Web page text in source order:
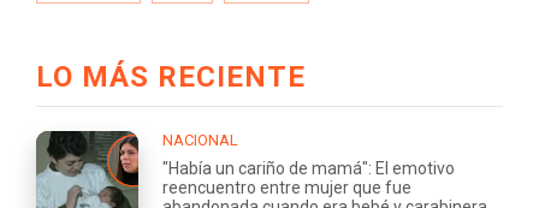
LO MÁS RECIENTE
NACIONAL
"Había un cariño de mamá": El emotivo
reencuentro entre mujer que fue